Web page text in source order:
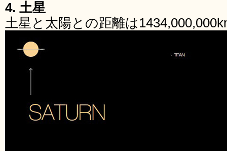
4. 土星
土星と太陽との距離は